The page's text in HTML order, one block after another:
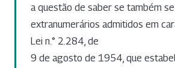
a questão de saber se também
extranumerários admitidos em
Lei n.° 2.284, de
9 de agosto de 1954, que